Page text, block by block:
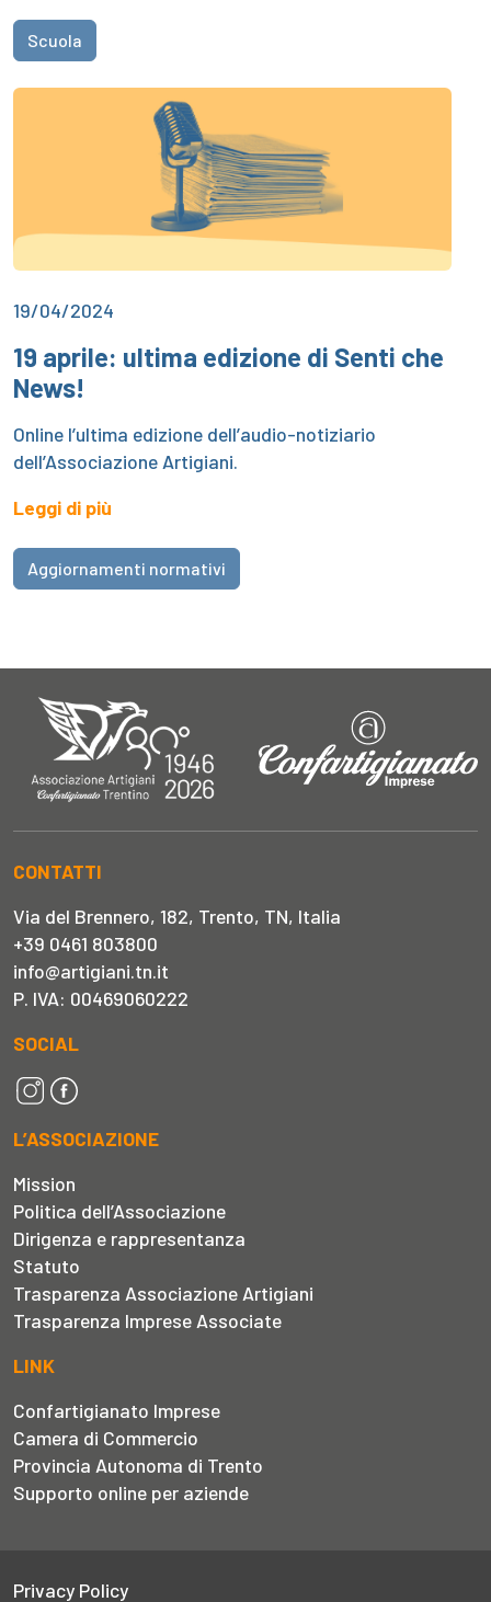
Scuola
19/04/2024
19 aprile: ultima edizione di Senti che
News!
Online l’ultima edizione dell’audio-notiziario
dell’Associazione Artigiani.
Leggi di più
Aggiornamenti normativi
CONTATTI
Via del Brennero, 182, Trento, TN, Italia
+39 0461 803800
info@artigiani.tn.it
P. IVA: 00469060222
SOCIAL
L’ASSOCIAZIONE
Mission
Politica dell’Associazione
Dirigenza e rappresentanza
Statuto
Trasparenza Associazione Artigiani
Trasparenza Imprese Associate
LINK
Confartigianato Imprese
Camera di Commercio
Provincia Autonoma di Trento
Supporto online per aziende
Privacy Policy